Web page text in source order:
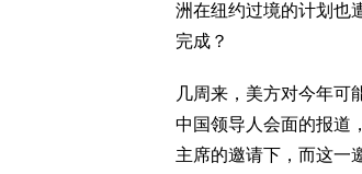
洲在纽约过境的计划也
完成？
几周来，美方对今年可
中国领导人会面的报道
主席的邀请下，而这一